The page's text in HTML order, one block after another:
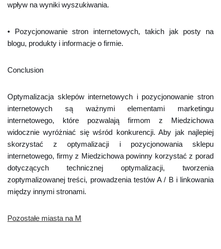
wpływ na wyniki wyszukiwania.
• Pozycjonowanie stron internetowych, takich jak posty na
blogu, produkty i informacje o firmie.
Conclusion
Optymalizacja sklepów internetowych i pozycjonowanie stron
internetowych są ważnymi elementami marketingu
internetowego, które pozwalają firmom z Miedzichowa
widocznie wyróżniać się wśród konkurencji. Aby jak najlepiej
skorzystać z optymalizacji i pozycjonowania sklepu
internetowego, firmy z Miedzichowa powinny korzystać z porad
dotyczących technicznej optymalizacji, tworzenia
zoptymalizowanej treści, prowadzenia testów A / B i linkowania
między innymi stronami.
Pozostałe miasta na M